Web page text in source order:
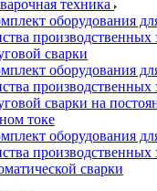
техника
оборудования
производственных
сварки
оборудования
производственных
сварки на
токе
оборудования
производственных
сварки